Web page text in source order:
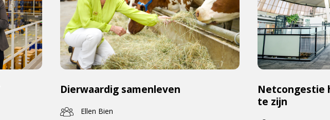
Dierwaardig samenleven
Ellen Bien
Netcongestie
te zijn